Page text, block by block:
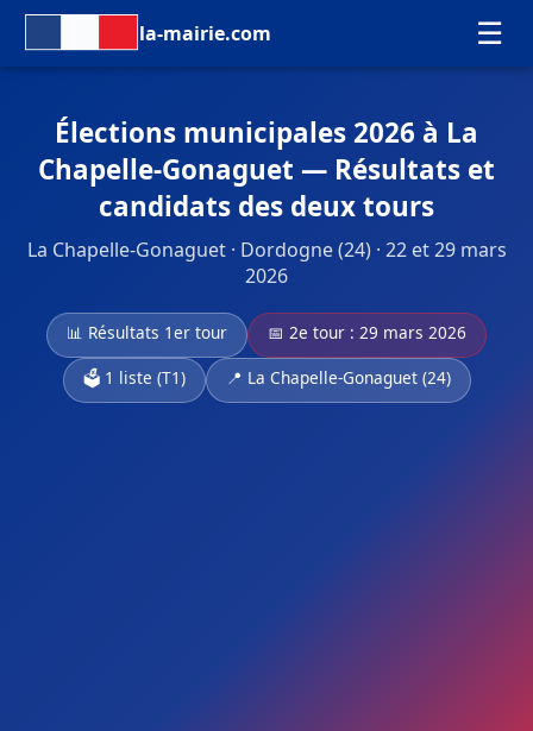
la-mairie.com ☰
Élections municipales 2026 à La
Chapelle-Gonaguet — Résultats et
candidats des deux tours
La Chapelle-Gonaguet · Dordogne (24) · 22 et 29 mars
2026
📊 Résultats 1er tour
📅 2e tour : 29 mars 2026
🗳️ 1 liste (T1)
📍 La Chapelle-Gonaguet (24)